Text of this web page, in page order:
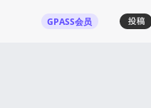
GPASS会员